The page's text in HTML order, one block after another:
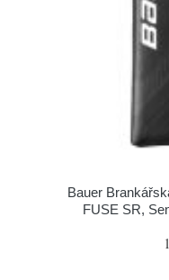
Bauer
FUSE SR,